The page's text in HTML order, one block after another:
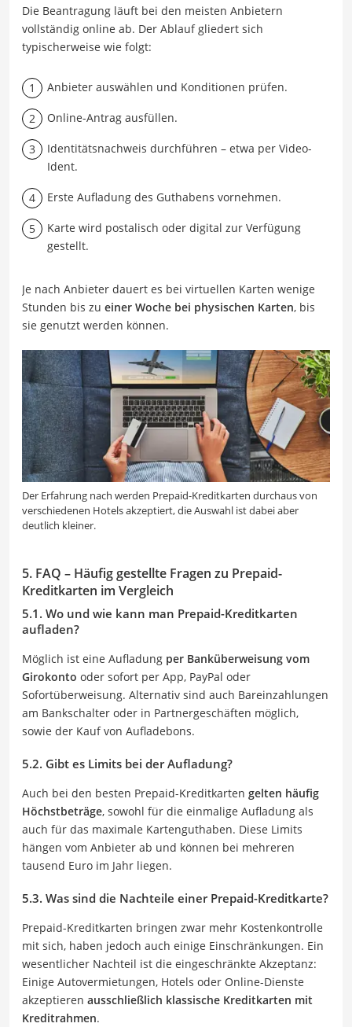
Die Beantragung läuft bei den meisten Anbietern
vollständig online ab. Der Ablauf gliedert sich
typischerweise wie folgt:
Anbieter auswählen und Konditionen prüfen.
Online-Antrag ausfüllen.
Identitätsnachweis durchführen – etwa per Video-
Ident.
Erste Aufladung des Guthabens vornehmen.
Karte wird postalisch oder digital zur Verfügung
gestellt.
Je nach Anbieter dauert es bei virtuellen Karten wenige
Stunden bis zu einer Woche bei physischen Karten, bis
sie genutzt werden können.
Der Erfahrung nach werden Prepaid-Kreditkarten durchaus von
verschiedenen Hotels akzeptiert, die Auswahl ist dabei aber
deutlich kleiner.
5. FAQ – Häufig gestellte Fragen zu Prepaid-
Kreditkarten im Vergleich
5.1. Wo und wie kann man Prepaid-Kreditkarten
aufladen?
Möglich ist eine Aufladung per Banküberweisung vom
Girokonto oder sofort per App, PayPal oder
Sofortüberweisung. Alternativ sind auch Bareinzahlungen
am Bankschalter oder in Partnergeschäften möglich,
sowie der Kauf von Aufladebons.
5.2. Gibt es Limits bei der Aufladung?
Auch bei den besten Prepaid-Kreditkarten gelten häufig
Höchstbeträge, sowohl für die einmalige Aufladung als
auch für das maximale Kartenguthaben. Diese Limits
hängen vom Anbieter ab und können bei mehreren
tausend Euro im Jahr liegen.
5.3. Was sind die Nachteile einer Prepaid-Kreditkarte?
Prepaid-Kreditkarten bringen zwar mehr Kostenkontrolle
mit sich, haben jedoch auch einige Einschränkungen. Ein
wesentlicher Nachteil ist die eingeschränkte Akzeptanz:
Einige Autovermietungen, Hotels oder Online-Dienste
akzeptieren ausschließlich klassische Kreditkarten mit
Kreditrahmen.